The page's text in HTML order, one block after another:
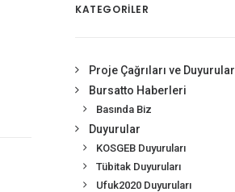
KATEGORİLER
Proje Çağrıları ve Duyurular
Bursatto Haberleri
Basında Biz
Duyurular
KOSGEB Duyuruları
Tübitak Duyuruları
Ufuk2020 Duyuruları